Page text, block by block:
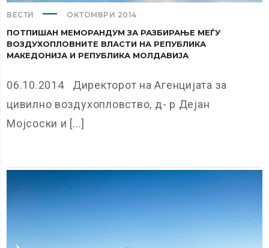
ВЕСТИ ОКТОМВРИ 2014
ПОТПИШАН МЕМОРАНДУМ ЗА РАЗБИРАЊЕ МЕЃУ
ВОЗДУХОПЛОВНИТЕ ВЛАСТИ НА РЕПУБЛИКА
МАКЕДОНИЈА И РЕПУБЛИКА МОЛДАВИЈА
06.10.2014 Директорот на Агенцијата за
цивилно воздухопловство, д- р Дејан
Мојсоски и [...]